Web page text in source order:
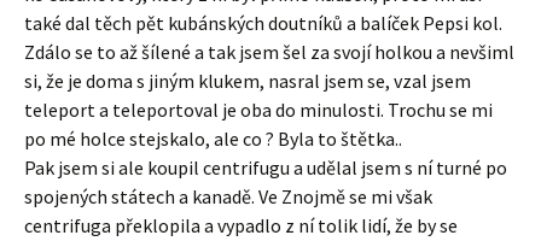
také dal těch pět kubánských doutníků a balíček Pepsi kol.
Zdálo se to až šílené a tak jsem šel za svojí holkou a nevšiml
si, že je doma s jiným klukem, nasral jsem se, vzal jsem
teleport a teleportoval je oba do minulosti. Trochu se mi
po mé holce stejskalo, ale co ? Byla to štětka..
Pak jsem si ale koupil centrifugu a udělal jsem s ní turné po
spojených státech a kanadě. Ve Znojmě se mi však
centrifuga překlopila a vypadlo z ní tolik lidí, že by se